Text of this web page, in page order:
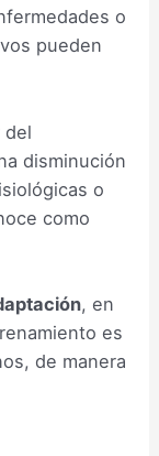
o
pueden
del
disminución
o
como
, en
es
de manera